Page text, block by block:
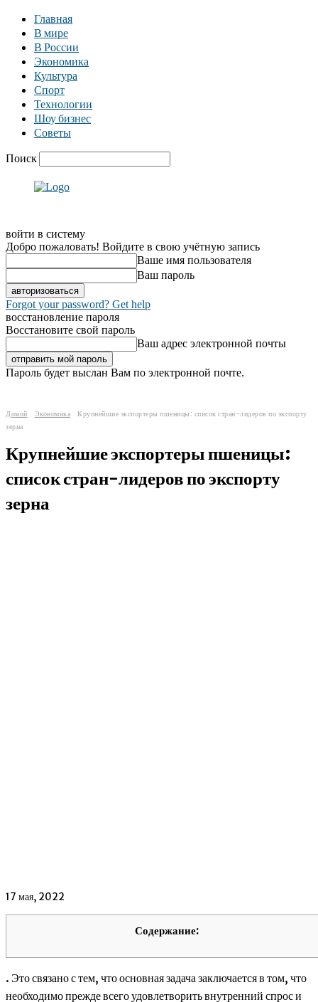
Главная
В мире
В России
Экономика
Культура
Спорт
Технологии
Шоу бизнес
Советы
Поиск
войти в систему
Добро пожаловать! Войдите в свою учётную запись
Ваше имя пользователя
Ваш пароль
Forgot your password? Get help
восстановление пароля
Восстановите свой пароль
Ваш адрес электронной почты
Пароль будет выслан Вам по электронной почте.
Домой Экономика
Крупнейшие экспортеры пшеницы: список стран-лидеров по экспорту
зерна
Крупнейшие экспортеры пшеницы:
список стран-лидеров по экспорту
зерна
17 мая, 2022
Содержание:
. Это связано с тем, что основная задача заключается в том, что
необходимо прежде всего удовлетворить внутренний спрос и